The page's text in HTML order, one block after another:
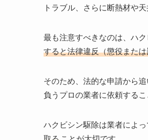
トラブル、さらに断熱材や
最も注意すべきなのは、ハ
すると法律違反（懲役また
そのため、法的な申請から
負うプロの業者に依頼する
ハクビシン駆除は業者によ